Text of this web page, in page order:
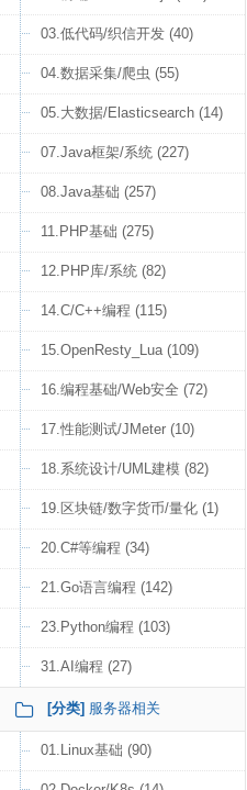
03.低代码/织信开发 (40)
04.数据采集/爬虫 (55)
05.大数据/Elasticsearch (14)
07.Java框架/系统 (227)
08.Java基础 (257)
11.PHP基础 (275)
12.PHP库/系统 (82)
14.C/C++编程 (115)
15.OpenResty_Lua (109)
16.编程基础/Web安全 (72)
17.性能测试/JMeter (10)
18.系统设计/UML建模 (82)
19.区块链/数字货币/量化 (1)
20.C#等编程 (34)
21.Go语言编程 (142)
23.Python编程 (103)
31.AI编程 (27)
[分类] 服务器相关
01.Linux基础 (90)